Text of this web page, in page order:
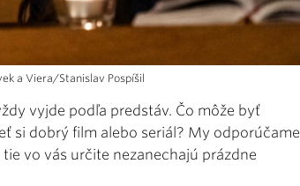
a Viera/Stanislav Pospíšil
vyjde podľa predstáv. Čo môže byť
si dobrý film alebo seriál? My odporúčame
vo vás určite nezanechajú prázdne